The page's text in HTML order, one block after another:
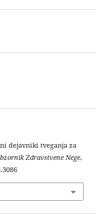
dejavniki tveganja za
Zdravstvene Nege,